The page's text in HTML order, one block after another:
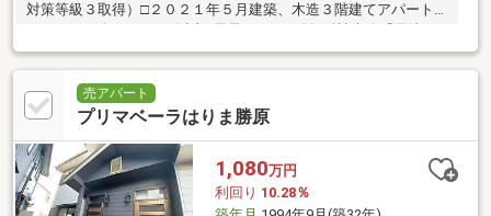
対策等級３取得）□２０２１年５月建築、木造３階建てアパート□
駅へ徒歩約９分□阪神本線「尼崎」駅からは「大阪梅田」「近鉄
奈良」「神戸三宮」へアクセス可能
売アパート
プリマベーラはりま勝原
1,080万円
利回り 10.28％